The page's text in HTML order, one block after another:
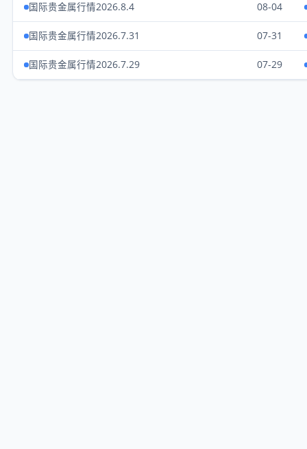
国际贵金属行情2026.8.4 08-04
国际贵金属行情2026.7.31 07-31
国际贵金属行情2026.7.29 07-29